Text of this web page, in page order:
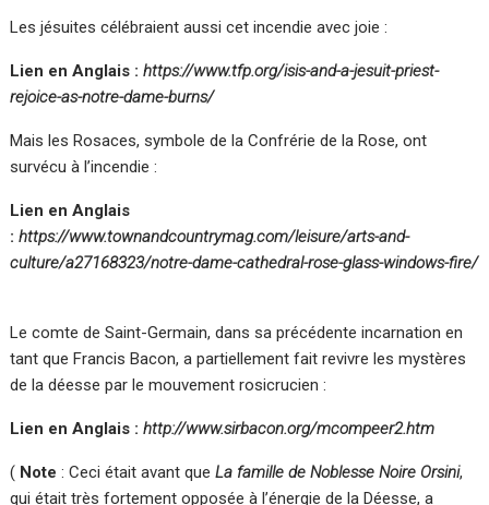
Les jésuites célébraient aussi cet incendie avec joie :
Lien en Anglais : https://www.tfp.org/isis-and-a-jesuit-priest-
rejoice-as-notre-dame-burns/
Mais les Rosaces, symbole de la Confrérie de la Rose, ont
survécu à l’incendie :
Lien en Anglais
: https://www.townandcountrymag.com/leisure/arts-and-
culture/a27168323/notre-dame-cathedral-rose-glass-windows-fire/
Le comte de Saint-Germain, dans sa précédente incarnation en
tant que Francis Bacon, a partiellement fait revivre les mystères
de la déesse par le mouvement rosicrucien :
Lien en Anglais : http://www.sirbacon.org/mcompeer2.htm
( Note: Ceci était avant queLa famille de Noblesse Noire Orsini,
qui était très fortement opposée à l’énergie de la Déesse, a